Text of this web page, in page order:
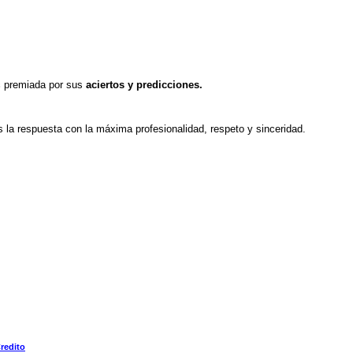
por sus aciertos y predicciones.
la respuesta con la máxima profesionalidad, respeto y sinceridad.